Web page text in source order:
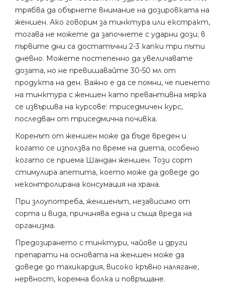
трябва да обърнете внимание на дозировката на
женшен. Ако говорим за тинктура или екстракт,
тогава не можете да започнете с ударни дози; в
първите дни са достатъчни 2-3 капки три пъти
дневно. Можете постепенно да увеличавате
дозата, но не превишавайте 30-50 мл от
продукта на ден. Важно е да се помни, че пиенето
на тинктура с женшен като превантивна мярка
се извършва на курсове: триседмичен курс,
последван от триседмична почивка.
Коренът от женшен може да бъде вреден и
когато се използва по време на диета, особено
когато се приема Шандан женшен. Този сорт
стимулира апетита, което може да доведе до
неконтролирана консумация на храна.
При злоупотреба, женшенът, независимо от
сорта и вида, причинява една и съща вреда на
организма.
Предозирането с тинктури, чайове и други
препарати на основата на женшен може да
доведе до тахикардия, високо кръвно налягане,
нервност, коремна болка и повръщане.